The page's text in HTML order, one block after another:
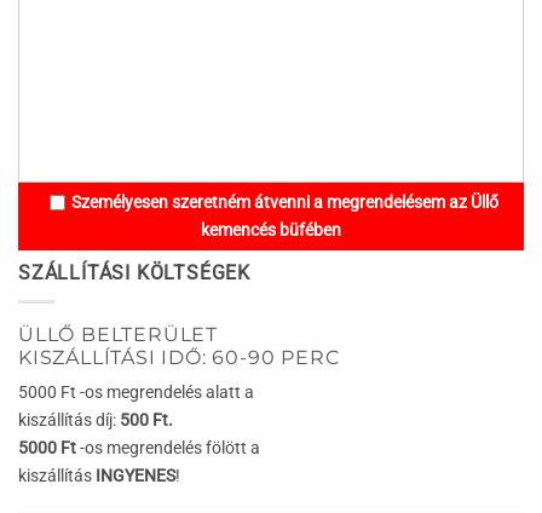
Személyesen szeretném átvenni a megrendelésem az Üllő
kemencés büfében
SZÁLLÍTÁSI KÖLTSÉGEK
ÜLLŐ BELTERÜLET
KISZÁLLÍTÁSI IDŐ: 60-90 PERC
5000 Ft -os megrendelés alatt a
kiszállítás díj: 500 Ft.
5000 Ft-os megrendelés fölött a
kiszállítás INGYENES!